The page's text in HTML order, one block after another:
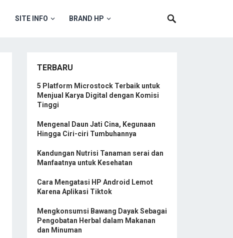
SITE INFO BRAND HP
TERBARU
5 Platform Microstock Terbaik untuk
Menjual Karya Digital dengan Komisi
Tinggi
Mengenal Daun Jati Cina, Kegunaan
Hingga Ciri-ciri Tumbuhannya
Kandungan Nutrisi Tanaman serai dan
Manfaatnya untuk Kesehatan
Cara Mengatasi HP Android Lemot
Karena Aplikasi Tiktok
Mengkonsumsi Bawang Dayak Sebagai
Pengobatan Herbal dalam Makanan
dan Minuman